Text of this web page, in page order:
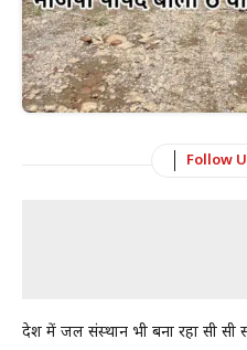
Follow
प्रदेश में जल संस्थान भी बना रहा सी